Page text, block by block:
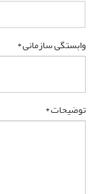
وابستگی سازمانی *
توضیحات *